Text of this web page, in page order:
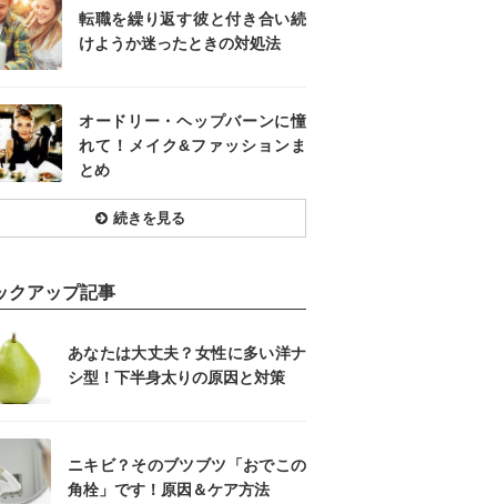
転職を繰り返す彼と付き合い続
けようか迷ったときの対処法
オードリー・ヘップバーンに憧
れて！メイク&ファッションま
とめ
続きを見る
クアップ記事
あなたは大丈夫？女性に多い洋ナ
シ型！下半身太りの原因と対策
ニキビ？そのブツブツ「おでこの
角栓」です！原因＆ケア方法